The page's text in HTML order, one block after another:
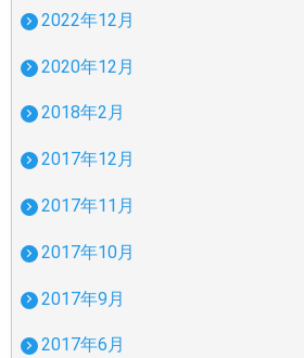
2022年12月
2020年12月
2018年2月
2017年12月
2017年11月
2017年10月
2017年9月
2017年6月